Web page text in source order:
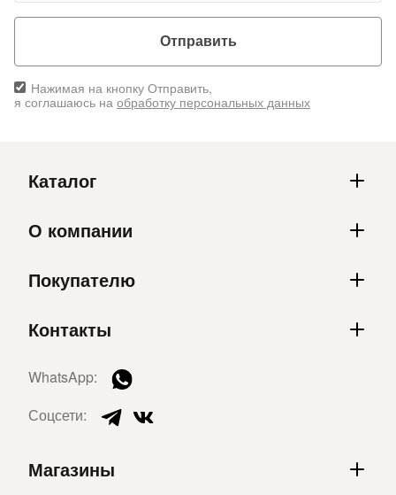
Отправить
Нажимая на кнопку Отправить,
я соглашаюсь на обработку персональных данных
Каталог
О компании
Покупателю
Контакты
WhatsApp:
Соцсети:
Магазины